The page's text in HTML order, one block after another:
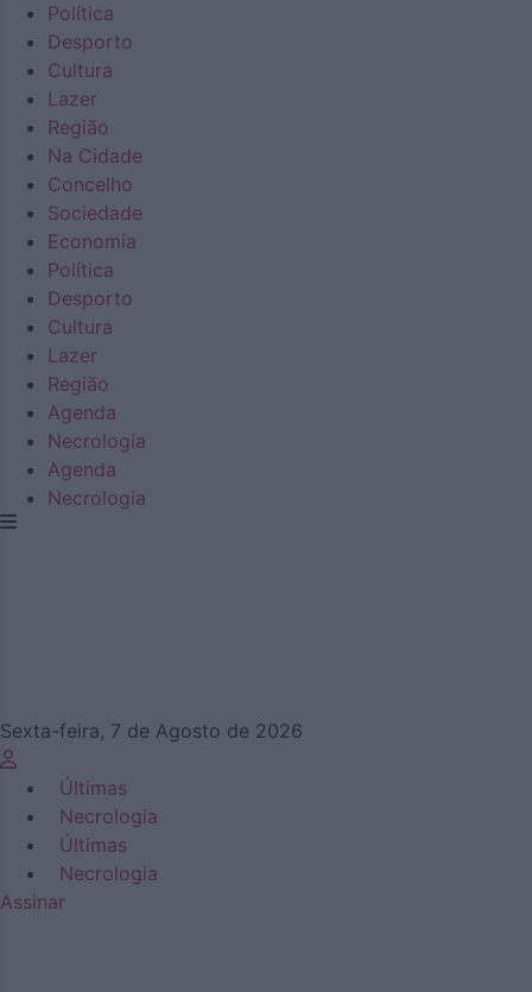
Política
Desporto
Cultura
Lazer
Região
Na Cidade
Concelho
Sociedade
Economia
Política
Desporto
Cultura
Lazer
Região
Agenda
Necrologia
Agenda
Necrologia
Sexta-feira, 7 de Agosto de 2026
Últimas
Necrologia
Últimas
Necrologia
Assinar